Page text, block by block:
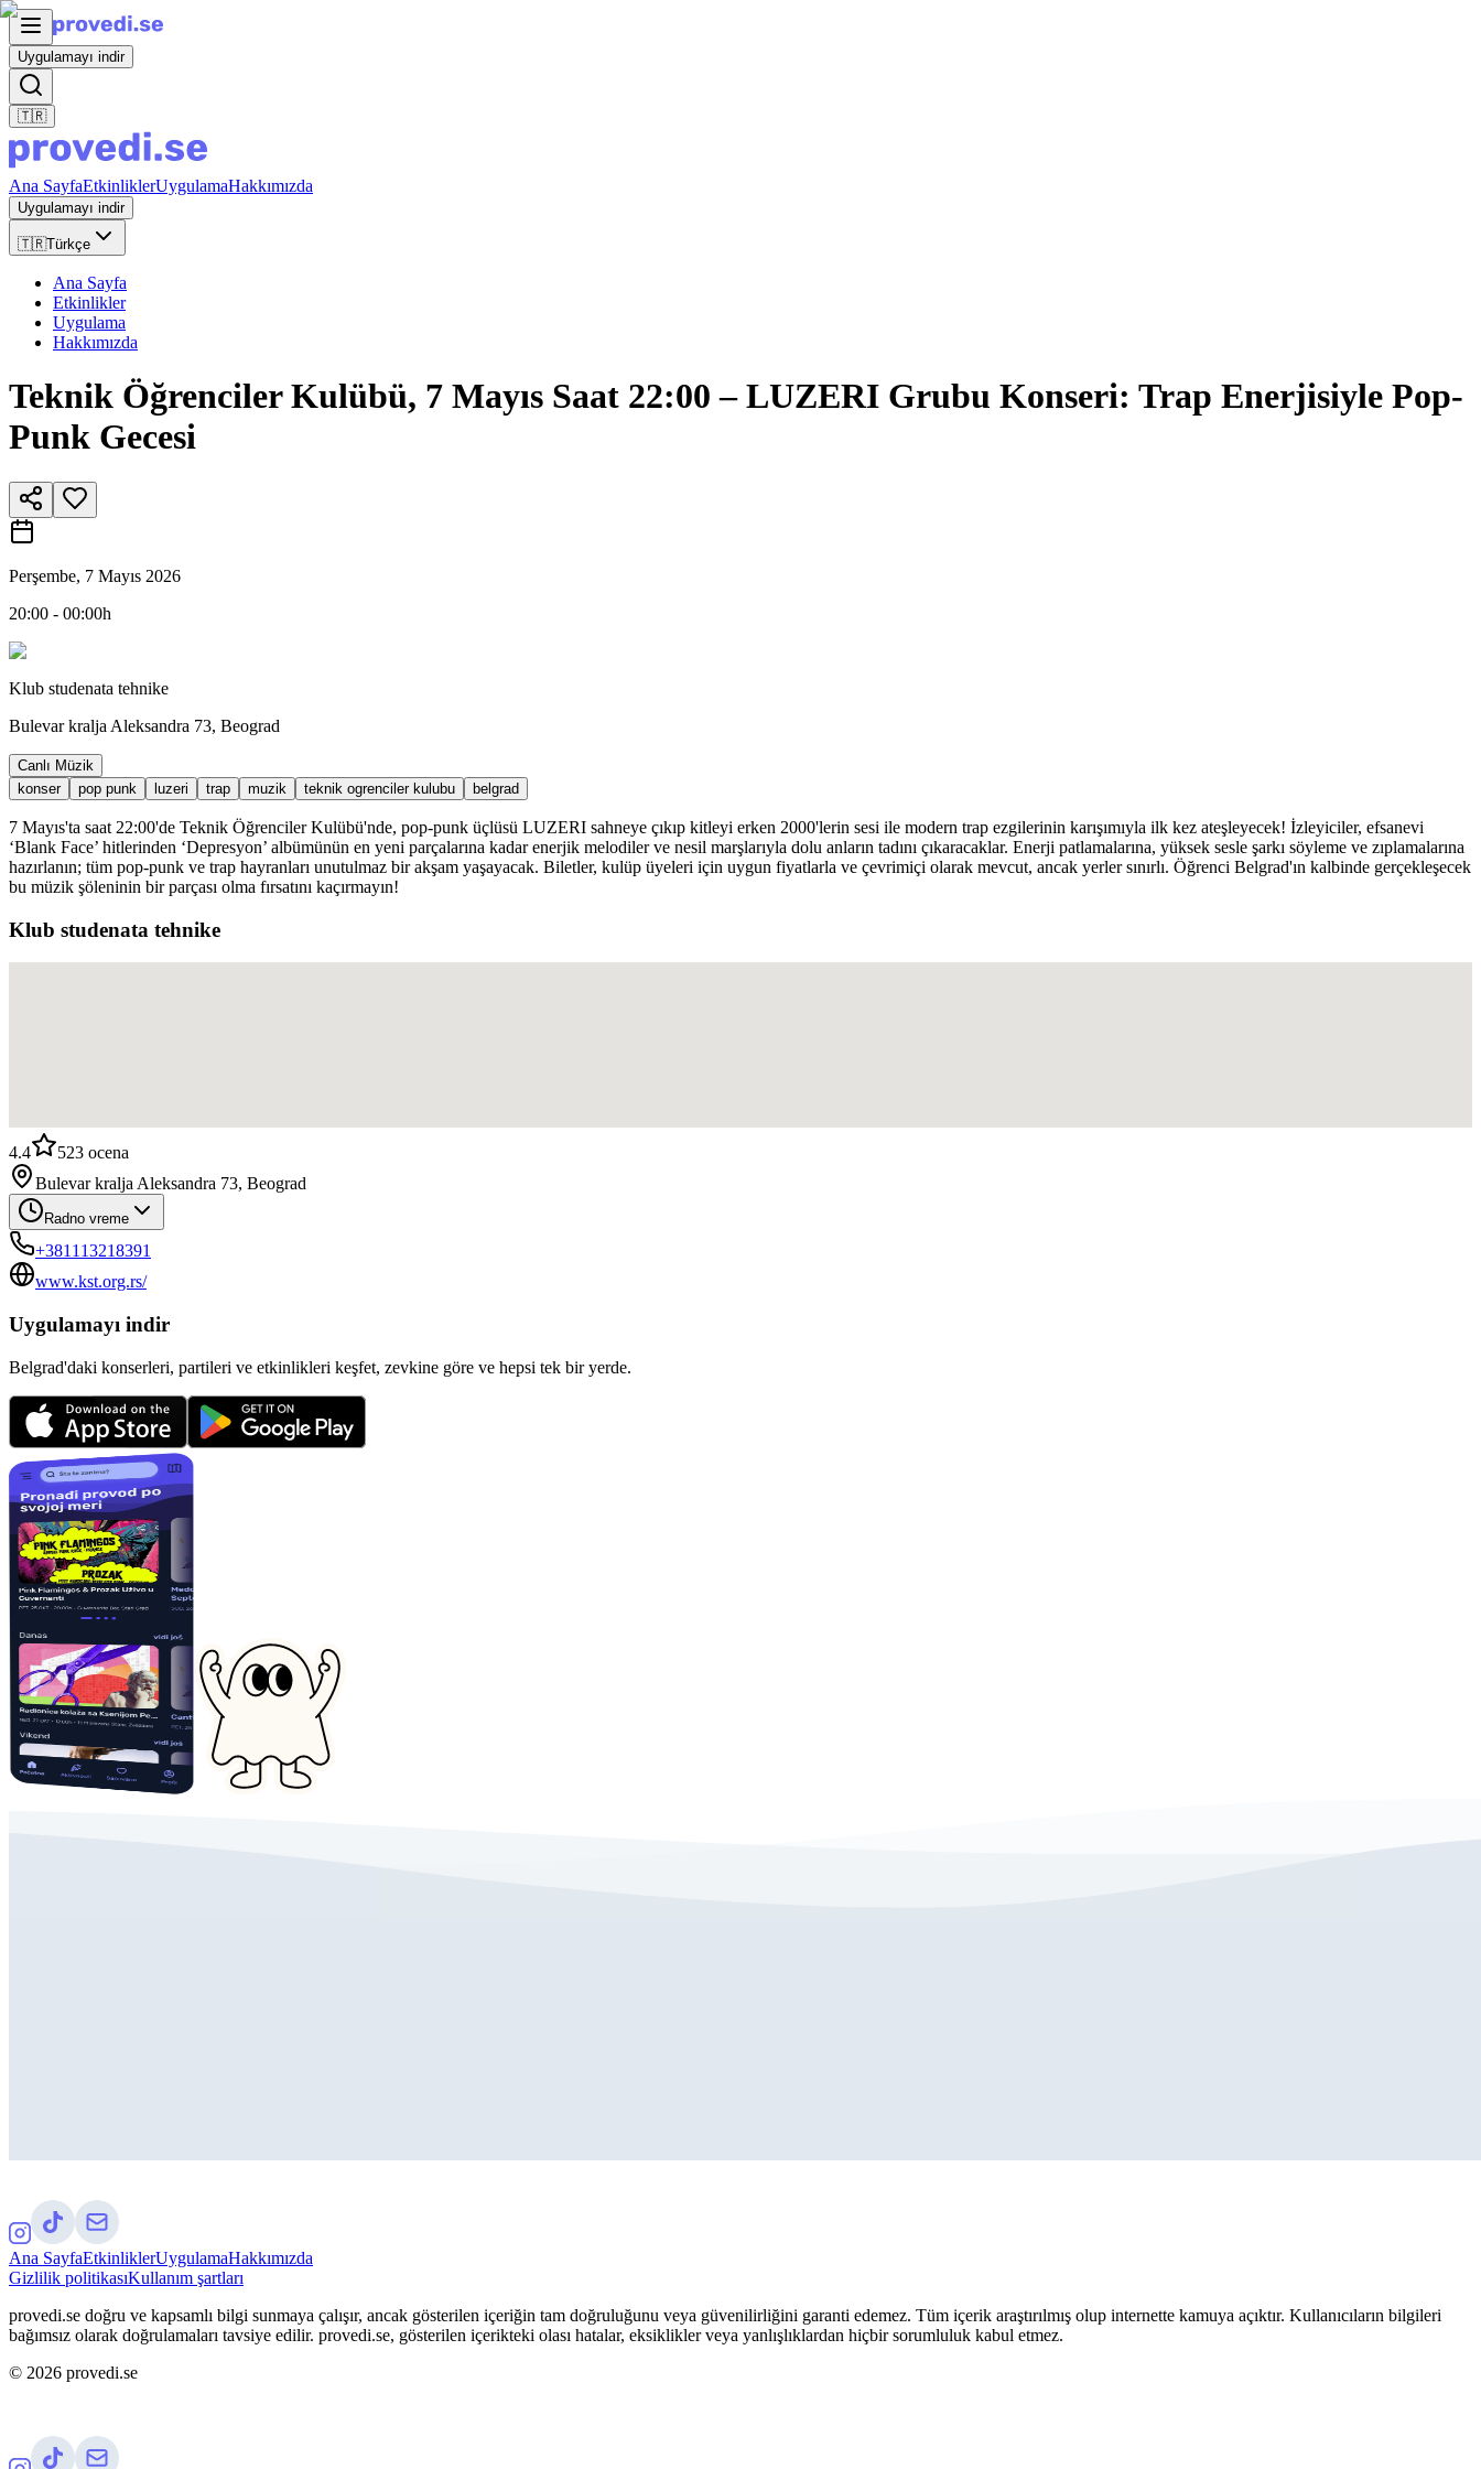
Uygulamayı indir
🇹🇷
Ana SayfaEtkinliklerUygulamaHakkımızda
Uygulamayı indir
🇹🇷Türkçe
Ana Sayfa
Etkinlikler
Uygulama
Hakkımızda
Teknik Öğrenciler Kulübü, 7 Mayıs Saat 22:00 – LUZERI Grubu Konseri: Trap Enerjisiyle Pop-
Punk Gecesi
Perşembe, 7 Mayıs 2026
20:00 - 00:00h
Klub studenata tehnike
Bulevar kralja Aleksandra 73, Beograd
Canlı Müzik
konser
pop punk luzeri trap muzik teknik ogrenciler kulubu belgrad
7 Mayıs'ta saat 22:00'de Teknik Öğrenciler Kulübü'nde, pop-punk üçlüsü LUZERI sahneye çıkıp kitleyi erken 2000'lerin sesi ile modern trap ezgilerinin karışımıyla ilk kez ateşleyecek! İzleyiciler, efsanevi
‘Blank Face’ hitlerinden ‘Depresyon’ albümünün en yeni parçalarına kadar enerjik melodiler ve nesil marşlarıyla dolu anların tadını çıkaracaklar. Enerji patlamalarına, yüksek sesle şarkı söyleme ve zıplamalarına
hazırlanın; tüm pop-punk ve trap hayranları unutulmaz bir akşam yaşayacak. Biletler, kulüp üyeleri için uygun fiyatlarla ve çevrimiçi olarak mevcut, ancak yerler sınırlı. Öğrenci Belgrad'ın kalbinde gerçekleşecek
bu müzik şöleninin bir parçası olma fırsatını kaçırmayın!
Klub studenata tehnike
4.4 523 ocena
Bulevar kralja Aleksandra 73, Beograd
Radno vreme
+381113218391
www.kst.org.rs/
Uygulamayı indir
Belgrad'daki konserleri, partileri ve etkinlikleri keşfet, zevkine göre ve hepsi tek bir yerde.
Ana SayfaEtkinliklerUygulamaHakkımızda
Gizlilik politikasıKullanım şartları
provedi.se doğru ve kapsamlı bilgi sunmaya çalışır, ancak gösterilen içeriğin tam doğruluğunu veya güvenilirliğini garanti edemez. Tüm içerik araştırılmış olup internette kamuya açıktır. Kullanıcıların bilgileri
bağımsız olarak doğrulamaları tavsiye edilir. provedi.se, gösterilen içerikteki olası hatalar, eksiklikler veya yanlışlıklardan hiçbir sorumluluk kabul etmez.
© 2026 provedi.se